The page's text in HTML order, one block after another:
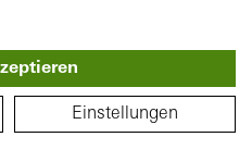
Värmeisolering
Uf
Einstellungen